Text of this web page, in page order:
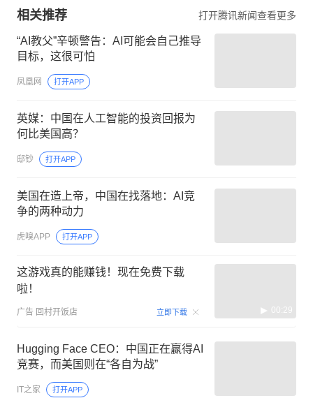
相关推荐 打开腾讯新闻查看更多
“AI教父”辛顿警告：AI可能会自己推导
目标，这很可怕
凤凰网 打开APP
英媒：中国在人工智能的投资回报为
何比美国高？
邸钞 打开APP
美国在造上帝，中国在找落地：AI竞
争的两种动力
虎嗅APP 打开APP
这游戏真的能赚钱！现在免费下载
啦！
广告 回村开饭店 立即下载 00:29
Hugging Face CEO：中国正在赢得AI
竞赛，而美国则在“各自为战”
IT之家 打开APP